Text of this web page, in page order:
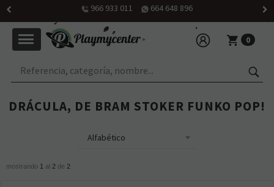
966 933 011 664 648 896
0
DRÁCULA, DE BRAM STOKER FUNKO POP!
mostrando 1 al 2 de 2